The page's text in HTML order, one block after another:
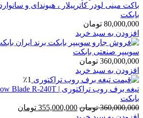
باکت مینی لودر کاترپیلار ، هیوندای و
بابکت
80,000,000 تومان
افزودن به سبد خرید
سوییپر صنعتی بابکت
360,000,000 تومان
افزودن به سبد خرید
٪1
بابکت
360,000,000 تومان قیمت
355,000,000 تومان